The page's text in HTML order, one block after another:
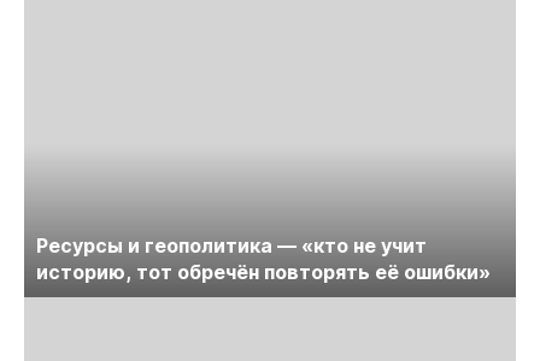
Ресурсы и геополитика — «кто не учит
историю, тот обречён повторять её ошибки»